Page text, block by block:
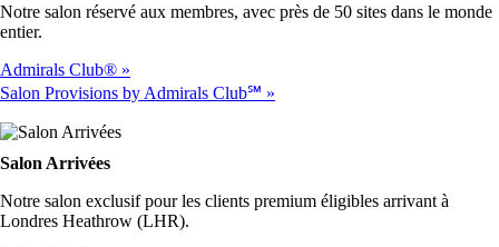
Notre salon réservé aux membres, avec près de 50 sites dans le monde
entier.
Admirals Club®
Salon Provisions by Admirals Club℠
Salon Arrivées
Notre salon exclusif pour les clients premium éligibles arrivant à
Londres Heathrow (LHR).